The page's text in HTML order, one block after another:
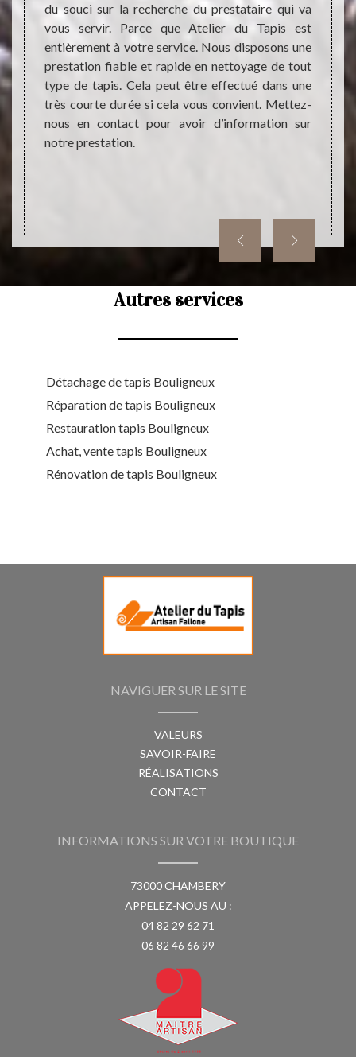
le
de
la
frais
fait,
un
du souci sur la recherche du prestataire qui va
vous servir. Parce que Atelier du Tapis est
entièrement à votre service. Nous disposons une
prestation fiable et rapide en nettoyage de tout
type de tapis. Cela peut être effectué dans une
très courte durée si cela vous convient. Mettez-
nous en contact pour avoir d’information sur
notre prestation.
ainsi
ne
Autres services
Détachage de tapis Bouligneux
Réparation de tapis Bouligneux
Restauration tapis Bouligneux
Achat, vente tapis Bouligneux
Rénovation de tapis Bouligneux
NAVIGUER SUR LE SITE
VALEURS
SAVOIR-FAIRE
RÉALISATIONS
CONTACT
INFORMATIONS SUR VOTRE BOUTIQUE
73000 CHAMBERY
APPELEZ-NOUS AU :
04 82 29 62 71
06 82 46 66 99